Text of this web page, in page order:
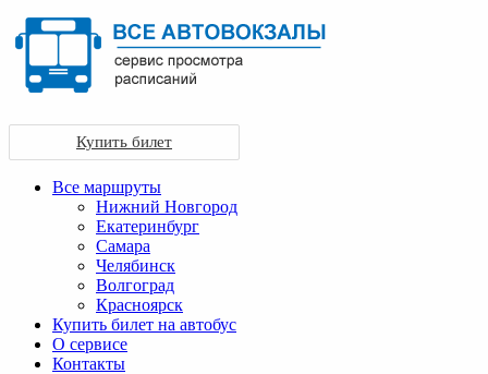
Купить билет
Все маршруты
Нижний Новгород
Екатеринбург
Самара
Челябинск
Волгоград
Красноярск
Купить билет на автобус
О сервисе
Контакты